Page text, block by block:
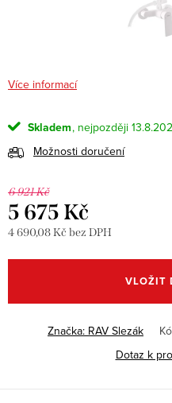
Více informací
Skladem
Možnosti doručení
6 921 Kč
5 675 Kč
4 690,08 Kč bez DPH
cena:
VLOŽIT
Značka: RAV Slezák
Dotaz k